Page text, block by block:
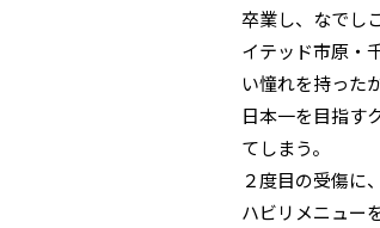
卒業し、なでし
イテッド市原・
い憧れを持った
日本一を目指す
てしまう。
２度目の受傷に
ハビリメニュー